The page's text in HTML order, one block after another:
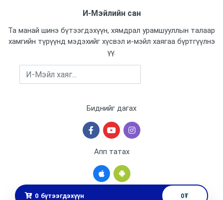
Мемори картны оролт
Тийм
Бичих горим
И-Мэйлийн сан
Та манай шинэ бүтээгдэхүүн, хямдрал урамшууллын талаар
хамгийн түрүүнд мэдэхийг хүсвэл и-мэйл хаягаа бүртгүүлнэ
үү.
Биднийг дагах
Апп татах
0 бүтээгдэхүүн 0₮